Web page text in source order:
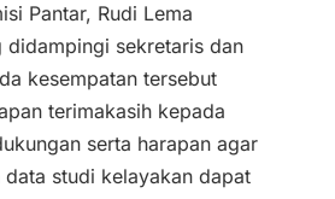
Pantar, Rudi Lema
didampingi sekretaris dan
kesempatan tersebut
terimakasih kepada
serta harapan agar
studi kelayakan dapat